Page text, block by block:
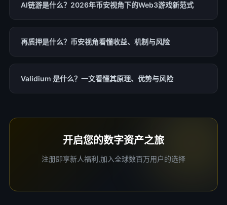
AI链游是什么？2026年币安视角下的Web3游戏新范式
再质押是什么？币安视角看懂收益、机制与风险
Validium 是什么？一文看懂其原理、优势与风险
开启您的数字资产之旅
注册即享新人福利,加入全球数百万用户的选择